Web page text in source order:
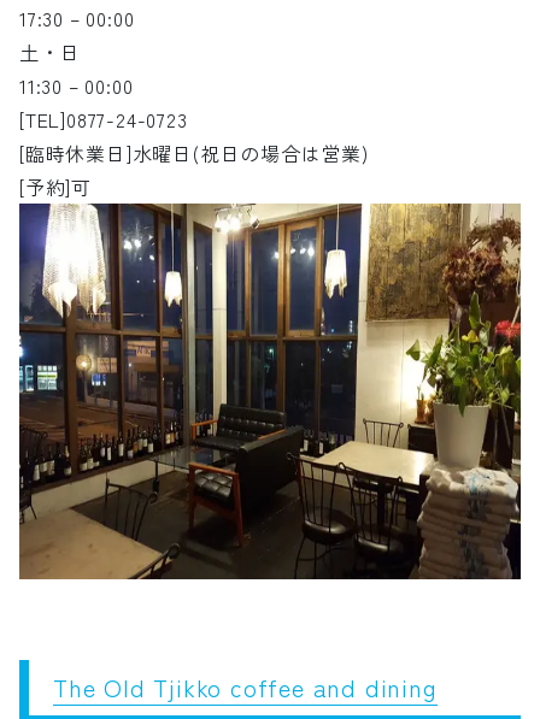
17:30 – 00:00
土・日
11:30 – 00:00
[TEL]0877-24-0723
[臨時休業日]水曜日(祝日の場合は営業)
[予約]可
The Old Tjikko coffee and dining